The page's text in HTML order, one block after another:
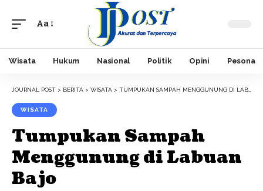
Font
Aa
Wisata Hukum Nasional Politik Opini Pesona
JOURNAL POST > BERITA > WISATA > TUMPUKAN SAMPAH MENGGUNUNG DI LABUAN BAJO
WISATA
Tumpukan Sampah
Menggunung di Labuan
Bajo